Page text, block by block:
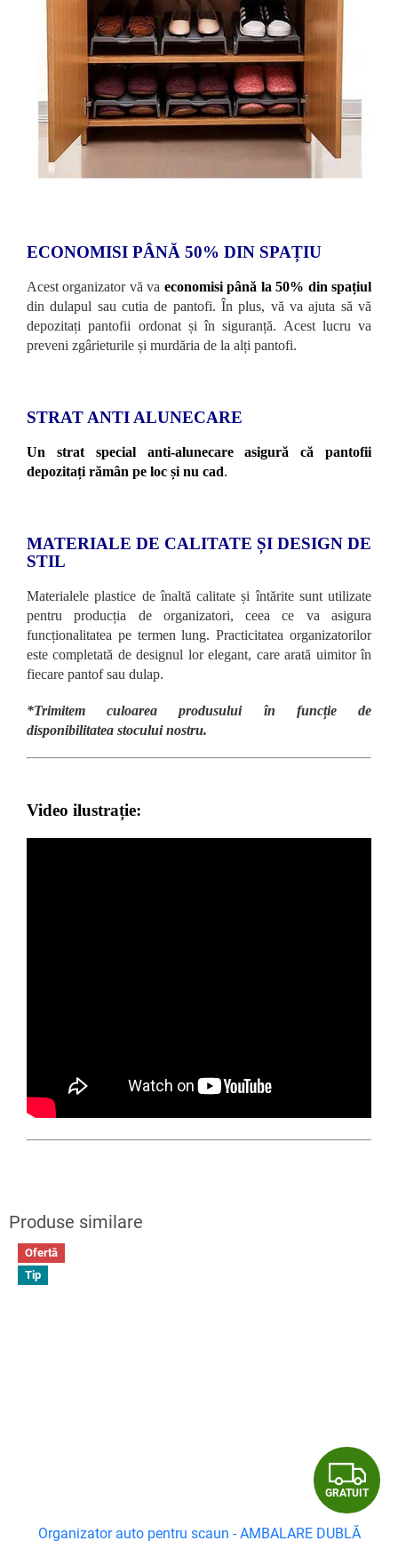
ECONOMISI PÂNĂ 50% DIN SPAȚIU
Acest organizator vă va economisi până la 50% din spațiul
din dulapul sau cutia de pantofi. În plus, vă va ajuta să vă
depozitați pantofii ordonat și în siguranță. Acest lucru va
preveni zgârieturile și murdăria de la alți pantofi.
STRAT ANTI ALUNECARE
Un strat special anti-alunecare asigură că pantofii
depozitați rămân pe loc și nu cad.
MATERIALE DE CALITATE ȘI DESIGN DE
STIL
Materialele plastice de înaltă calitate și întărite sunt utilizate
pentru producția de organizatori, ceea ce va asigura
funcționalitatea pe termen lung. Practicitatea organizatorilor
este completată de designul lor elegant, care arată uimitor în
fiecare pantof sau dulap.
*Trimitem culoarea produsului în funcție de
disponibilitatea stocului nostru.
Video ilustrație:
Ofertă
Tip
G
R
GRATUIT
Organizator auto pentru scaun - AMBALARE DUBLĂ